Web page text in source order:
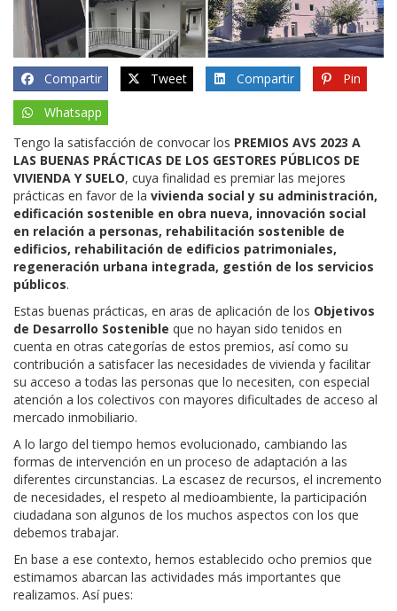
Compartir Tweet Compartir
Pin
Whatsapp
Tengo la satisfacción de convocar los PREMIOS AVS 2023 A
LAS BUENAS PRÁCTICAS DE LOS GESTORES PÚBLICOS DE
VIVIENDA Y SUELO, cuya finalidad es premiar las mejores
prácticas en favor de la vivienda social y su administración,
edificación sostenible en obra nueva, innovación social
en relación a personas, rehabilitación sostenible de
edificios, rehabilitación de edificios patrimoniales,
regeneración urbana integrada, gestión de los servicios
públicos.
Estas buenas prácticas, en aras de aplicación de los Objetivos
de Desarrollo Sostenible que no hayan sido tenidos en
cuenta en otras categorías de estos premios, así como su
contribución a satisfacer las necesidades de vivienda y facilitar
su acceso a todas las personas que lo necesiten, con especial
atención a los colectivos con mayores dificultades de acceso al
mercado inmobiliario.
A lo largo del tiempo hemos evolucionado, cambiando las
formas de intervención en un proceso de adaptación a las
diferentes circunstancias. La escasez de recursos, el incremento
de necesidades, el respeto al medioambiente, la participación
ciudadana son algunos de los muchos aspectos con los que
debemos trabajar.
En base a ese contexto, hemos establecido ocho premios que
estimamos abarcan las actividades más importantes que
realizamos. Así pues: